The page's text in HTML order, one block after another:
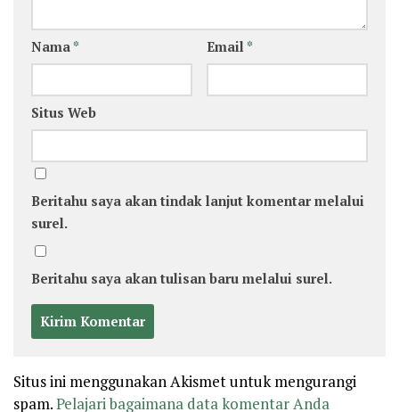
Nama * Email *
Situs Web
Beritahu saya akan tindak lanjut komentar melalui
surel.
Beritahu saya akan tulisan baru melalui surel.
Situs ini menggunakan Akismet untuk mengurangi
spam.Pelajari bagaimana data komentar Anda